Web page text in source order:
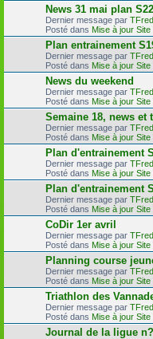
News 31 mai plan S22
Dernier message par TFred
Posté dans Mise à jour Site
Plan entrainement
Dernier message par TFred
Posté dans Mise à jour Site
News du weekend
Dernier message par TFred
Posté dans Mise à jour Site
Semaine 18, news et
Dernier message par TFred
Posté dans Mise à jour Site
Plan d'entrainement
Dernier message par TFred
Posté dans Mise à jour Site
Plan d'entrainement
Dernier message par TFred
Posté dans Mise à jour Site
CoDir 1er avril
Dernier message par TFred
Posté dans Mise à jour Site
Planning course
Dernier message par TFred
Posté dans Mise à jour Site
Triathlon des
Dernier message par TFred
Posté dans Mise à jour Site
Journal de la ligue